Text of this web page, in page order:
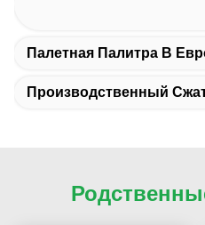
Палетная Палитра В
Производственный